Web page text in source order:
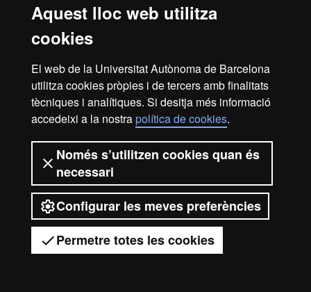
Aquest lloc web utilitza
cookies
El web de la Universitat Autònoma de Barcelona
utilitza cookies pròpies i de tercers amb finalitats
tècniques i analítiques. Si desitja més informació
accedeixi a la nostrapolítica de cookies.
Només s’utilitzen cookies quan és
necessari
Configurar les meves preferències
Permetre totes les cookies
Tens dubtes?
Barcelona